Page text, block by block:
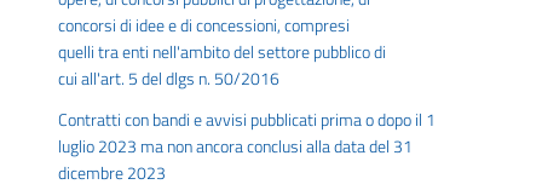
concorsi di idee e di concessioni, compresi
quelli tra enti nell'ambito del settore pubblico di
cui all'art. 5 del dlgs n. 50/2016
Contratti con bandi e avvisi pubblicati prima o dopo il 1
luglio 2023 ma non ancora conclusi alla data del 31
dicembre 2023